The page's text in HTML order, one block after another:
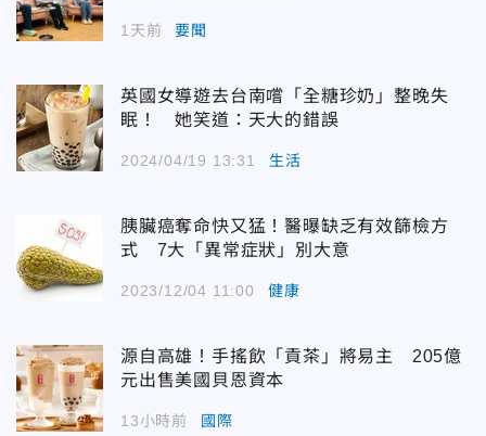
1天前 要聞
英國女導遊去台南嚐「全糖珍奶」整晚失
眠！ 她笑道：天大的錯誤
2024/04/19 13:31 生活
胰臟癌奪命快又猛！醫曝缺乏有效篩檢方
式 7大「異常症狀」別大意
2023/12/04 11:00 健康
源自高雄！手搖飲「貢茶」將易主 205億
元出售美國貝恩資本
13小時前 國際